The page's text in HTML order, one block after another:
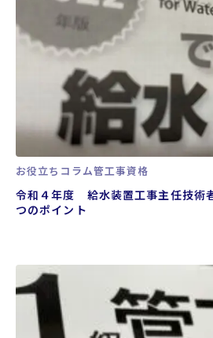
お役立ちコラム管工事資格
令和４年度 給水装置工事主任技術
つのポイント